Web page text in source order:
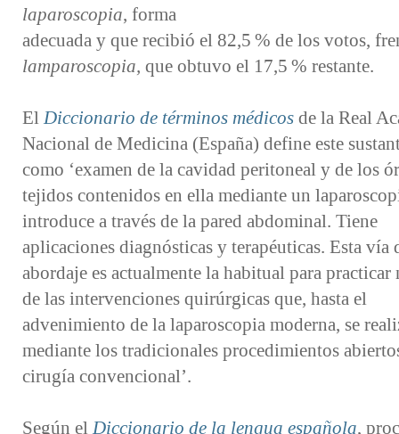
laparoscopia, forma
adecuada y que recibió el 82,5 % de los votos,
lamparoscopia, que obtuvo el 17,5 % restante.
El Diccionario de términos médicos de la Real
Nacional de Medicina (España) define este
como ‘examen de la cavidad peritoneal y de los
tejidos contenidos en ella mediante un
introduce a través de la pared abdominal. Tiene
aplicaciones diagnósticas y terapéuticas. Esta vía
abordaje es actualmente la habitual para practicar
de las intervenciones quirúrgicas que, hasta el
advenimiento de la laparoscopia moderna, se
mediante los tradicionales procedimientos
cirugía convencional’.
Según el Diccionario de la lengua española,